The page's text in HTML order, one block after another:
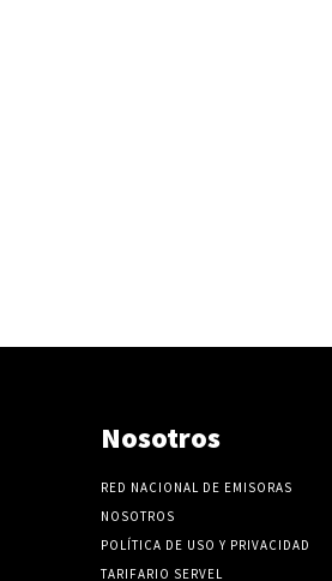
Nosotros
RED NACIONAL DE EMISORAS
NOSOTROS
POLÍTICA DE USO Y PRIVACIDAD
TARIFARIO SERVEL